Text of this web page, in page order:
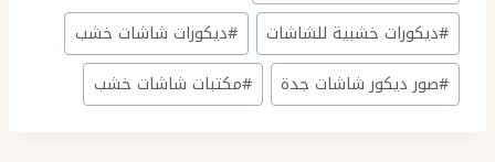
#ديكورات خشبية للشاشات #ديكورات شاشات خشب
#صور ديكور شاشات جدة #مكتبات شاشات خشب